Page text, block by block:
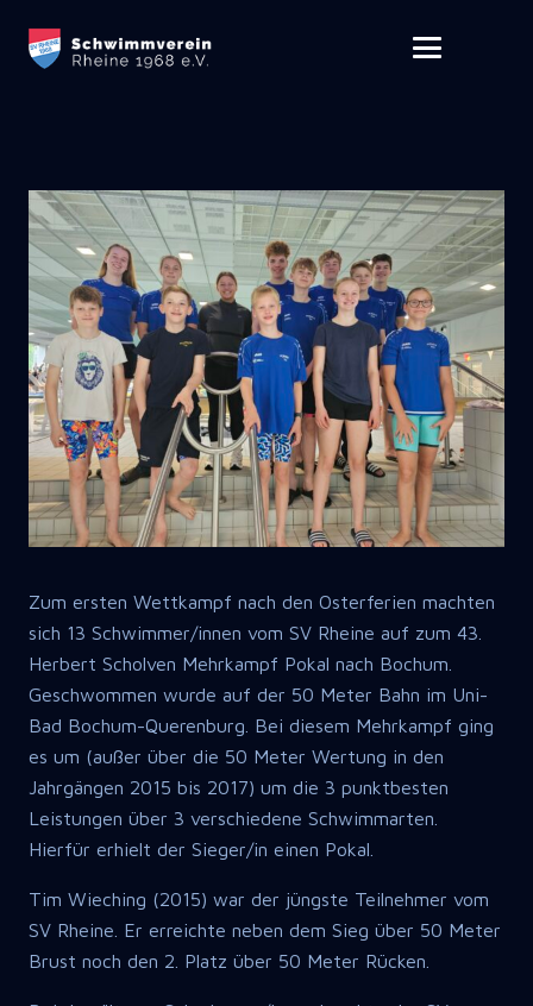
Zum ersten Wettkampf nach den Osterferien machten
sich 13 Schwimmer/innen vom SV Rheine auf zum 43.
Herbert Scholven Mehrkampf Pokal nach Bochum.
Geschwommen wurde auf der 50 Meter Bahn im Uni-
Bad Bochum-Querenburg. Bei diesem Mehrkampf ging
es um (außer über die 50 Meter Wertung in den
Jahrgängen 2015 bis 2017) um die 3 punktbesten
Leistungen über 3 verschiedene Schwimmarten.
Hierfür erhielt der Sieger/in einen Pokal.
Tim Wieching (2015) war der jüngste Teilnehmer vom
SV Rheine. Er erreichte neben dem Sieg über 50 Meter
Brust noch den 2. Platz über 50 Meter Rücken.